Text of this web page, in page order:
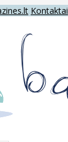
Kontaktai